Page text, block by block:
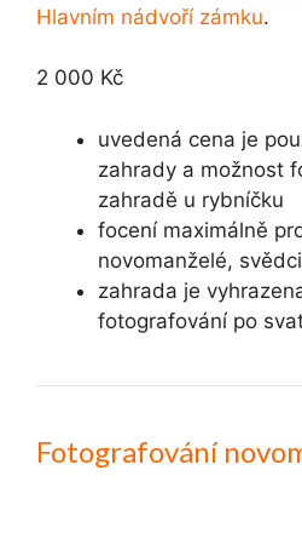
Hlavním nádvoří zámku.
2 000 Kč
uvedená cena je
zahrady a možnost
zahradě u rybníčku
focení maximálně
novomanželé,
zahrada je
fotografování po
Fotografování